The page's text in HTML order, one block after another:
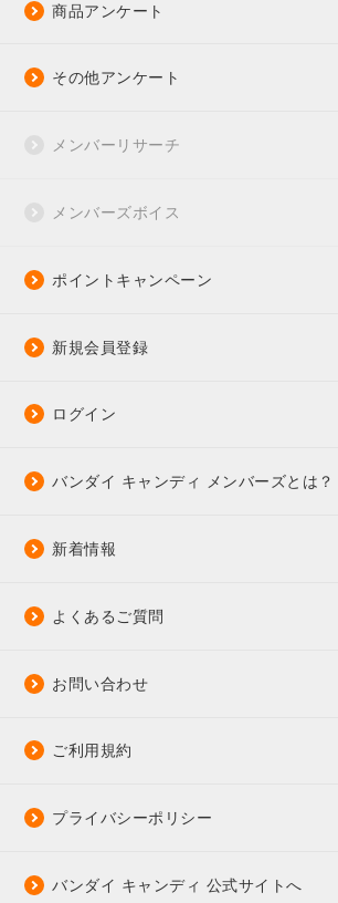
商品アンケート
その他アンケート
メンバーリサーチ
メンバーズボイス
ポイントキャンペーン
新規会員登録
ログイン
バンダイ キャンディ メンバーズとは？
新着情報
よくあるご質問
お問い合わせ
ご利用規約
プライバシーポリシー
バンダイ キャンディ 公式サイトへ